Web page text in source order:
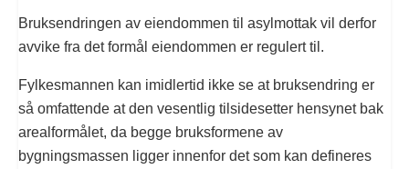
Bruksendringen av eiendommen til asylmottak vil derfor
avvike fra det formål eiendommen er regulert til.
Fylkesmannen kan imidlertid ikke se at bruksendring er
så omfattende at den vesentlig tilsidesetter hensynet bak
arealformålet, da begge bruksformene av
bygningsmassen ligger innenfor det som kan defineres